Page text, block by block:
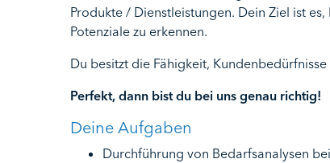
Produkte / Dienstleistungen. Dein Ziel ist
Potenziale zu erkennen.
Du besitzt die Fähigkeit,
Perfekt, dann bist du bei uns genau richtig!
Deine Aufgaben
Durchführung von Bedarfsanalysen